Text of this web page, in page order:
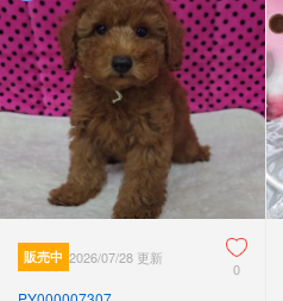
販売中 2026/07/28 更新
0